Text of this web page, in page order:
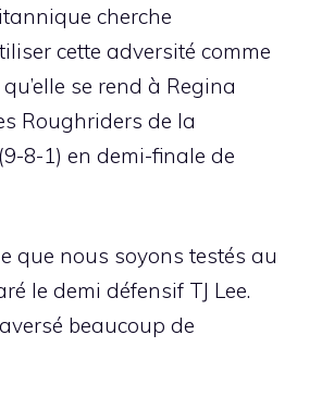
cherche
cette adversité comme
se rend à Regina
Roughriders de la
8-1) en demi-finale de
que nous soyons testés au
le demi défensif TJ Lee.
beaucoup de